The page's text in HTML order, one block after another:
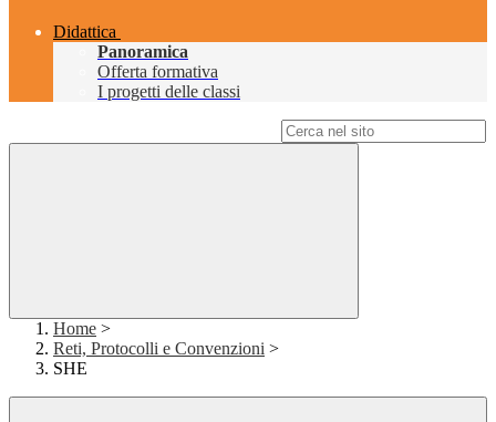
Didattica
Panoramica
Offerta formativa
I progetti delle classi
Home >
Reti, Protocolli e Convenzioni >
SHE